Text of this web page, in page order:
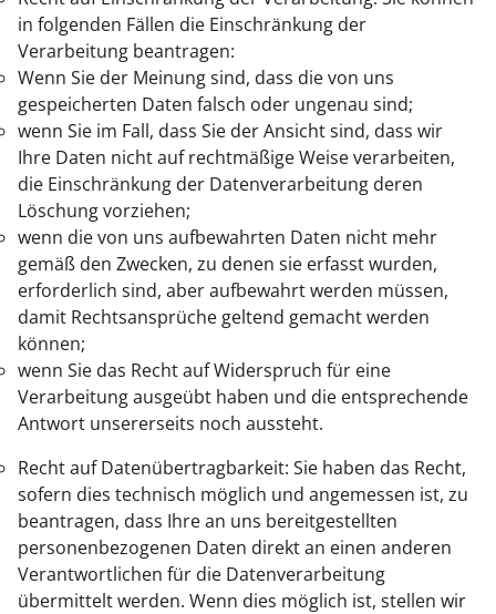
in folgenden Fällen die Einschränkung der
Verarbeitung beantragen:
Wenn Sie der Meinung sind, dass die von uns
gespeicherten Daten falsch oder ungenau sind;
wenn Sie im Fall, dass Sie der Ansicht sind, dass wir
Ihre Daten nicht auf rechtmäßige Weise verarbeiten,
die Einschränkung der Datenverarbeitung deren
Löschung vorziehen;
wenn die von uns aufbewahrten Daten nicht mehr
gemäß den Zwecken, zu denen sie erfasst wurden,
erforderlich sind, aber aufbewahrt werden müssen,
damit Rechtsansprüche geltend gemacht werden
können;
wenn Sie das Recht auf Widerspruch für eine
Verarbeitung ausgeübt haben und die entsprechende
Antwort unsererseits noch aussteht.
Recht auf Datenübertragbarkeit: Sie haben das Recht,
sofern dies technisch möglich und angemessen ist, zu
beantragen, dass Ihre an uns bereitgestellten
personenbezogenen Daten direkt an einen anderen
Verantwortlichen für die Datenverarbeitung
übermittelt werden. Wenn dies möglich ist, stellen wir